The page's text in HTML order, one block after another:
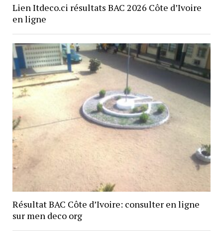
Lien Itdeco.ci résultats BAC 2026 Côte d’Ivoire
en ligne
Résultat BAC Côte d’Ivoire: consulter en ligne
sur men deco org